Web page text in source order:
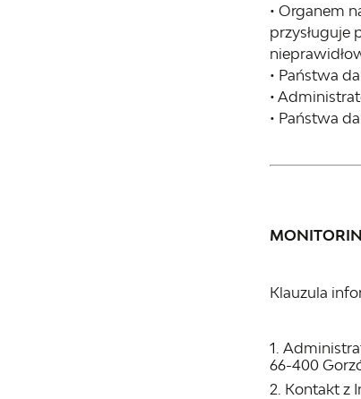
• Organem
przysługuje
• Państwa
•
• Państwa
Klauzula
66-400
Kontakt z